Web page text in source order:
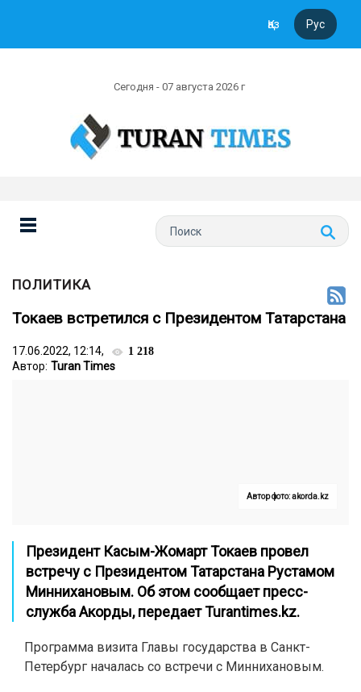
Қаз Рус
Сегодня - 07 августа 2026 г
ПОЛИТИКА
Токаев встретился с Президентом Татарстана
17.06.2022, 12:14, 1 218
Автор: Turan Times
Автор фото: akorda.kz
Президент Касым-Жомарт Токаев провел
встречу с Президентом Татарстана Рустамом
Миннихановым. Об этом сообщает пресс-
служба Акорды, передаетTurantimes.kz.
Программа визита Главы государства в Санкт-
Петербург началась со встречи с Миннихановым.